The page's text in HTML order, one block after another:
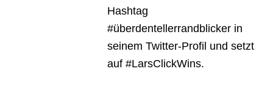
Hashtag
#überdentellerrandblicker in
seinem Twitter-Profil und setzt
auf #LarsClickWins.